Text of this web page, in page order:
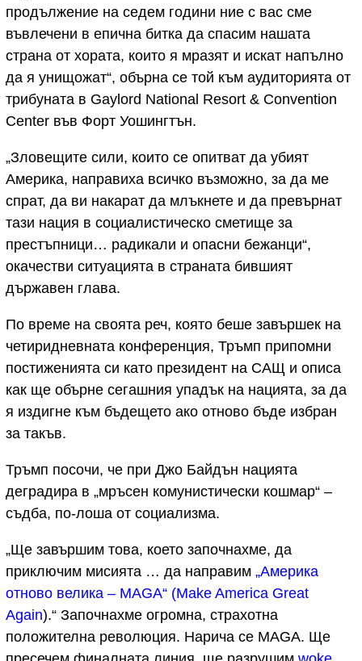
продължение на седем години ние с вас сме
въвлечени в епична битка да спасим нашата
страна от хората, които я мразят и искат напълно
да я унищожат“, обърна се той към аудиторията от
трибуната в Gaylord National Resort & Convention
Center във Форт Уошингтън.
„Зловещите сили, които се опитват да убият
Америка, направиха всичко възможно, за да ме
спрат, да ви накарат да млъкнете и да превърнат
тази нация в социалистическо сметище за
престъпници… радикали и опасни бежанци“,
окачестви ситуацията в страната бившият
държавен глава.
По време на своята реч, която беше завършек на
четиридневната конференция, Тръмп припомни
постиженията си като президент на САЩ и описа
как ще обърне сегашния упадък на нацията, за да
я издигне към бъдещето ако отново бъде избран
за такъв.
Тръмп посочи, че при Джо Байдън нацията
деградира в „мръсен комунистически кошмар“ –
съдба, по-лоша от социализма.
„Ще завършим това, което започнахме, да
приключим мисията … да направим „Америка
отново велика – MAGA“ (Make America Great
Again).“ Започнахме огромна, страхотна
положителна революция. Нарича се MAGA. Ще